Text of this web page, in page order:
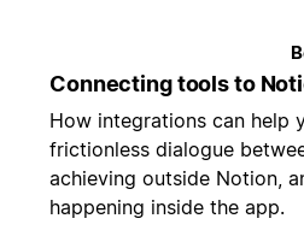
Connecting tools to
How integrations can help
frictionless dialogue
achieving outside Notion,
happening inside the app.